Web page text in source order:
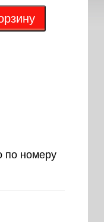
по номеру